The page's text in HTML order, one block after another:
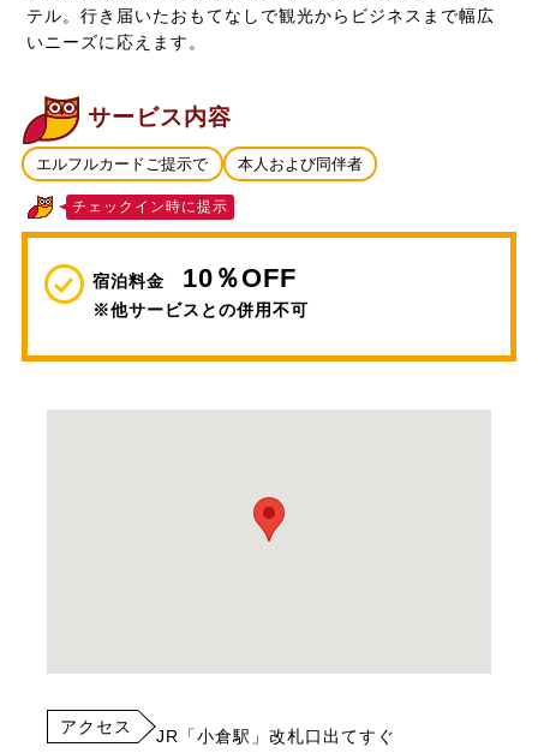
テル。行き届いたおもてなしで観光からビジネスまで幅広
いニーズに応えます。
サービス内容
エルフルカードご提示で 本人および同伴者
チェックイン時に提示
宿泊料金 10％OFF
※他サービスとの併用不可
アクセス JR「小倉駅」改札口出てすぐ